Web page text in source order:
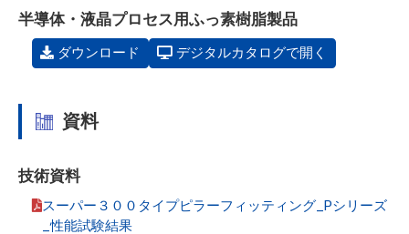
半導体・液晶プロセス用ふっ素樹脂製品
ダウンロード デジタルカタログで開く
資料
技術資料
スーパー３００タイプピラーフィッティング_Pシリーズ
_性能試験結果